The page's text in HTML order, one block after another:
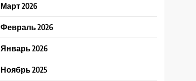
Март 2026
Февраль 2026
Январь 2026
Ноябрь 2025